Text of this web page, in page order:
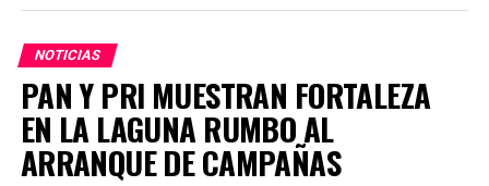
NOTICIAS
PAN Y PRI MUESTRAN FORTALEZA
EN LA LAGUNA RUMBO AL
ARRANQUE DE CAMPAÑAS